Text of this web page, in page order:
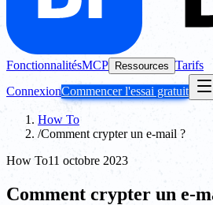
FonctionnalitésMCP Ressources Tarifs
ConnexionCommencer l'essai gratuit
How To
/Comment crypter un e-mail ?
How To11 octobre 2023
Comment crypter un e-